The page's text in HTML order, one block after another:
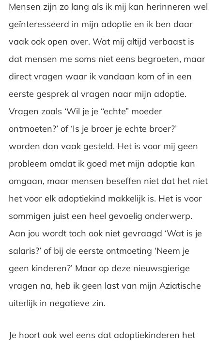
Mensen zijn zo lang als ik mij kan herinneren wel
geïnteresseerd in mijn adoptie en ik ben daar
vaak ook open over. Wat mij altijd verbaast is
dat mensen me soms niet eens begroeten, maar
direct vragen waar ik vandaan kom of in een
eerste gesprek al vragen naar mijn adoptie.
Vragen zoals ‘Wil je je “echte” moeder
ontmoeten?’ of ‘Is je broer je echte broer?’
worden dan vaak gesteld. Het is voor mij geen
probleem omdat ik goed met mijn adoptie kan
omgaan, maar mensen beseffen niet dat het niet
het voor elk adoptiekind makkelijk is. Het is voor
sommigen juist een heel gevoelig onderwerp.
Aan jou wordt toch ook niet gevraagd ‘Wat is je
salaris?’ of bij de eerste ontmoeting ‘Neem je
geen kinderen?’ Maar op deze nieuwsgierige
vragen na, heb ik geen last van mijn Aziatische
uiterlijk in negatieve zin.
Je hoort ook wel eens dat adoptiekinderen het